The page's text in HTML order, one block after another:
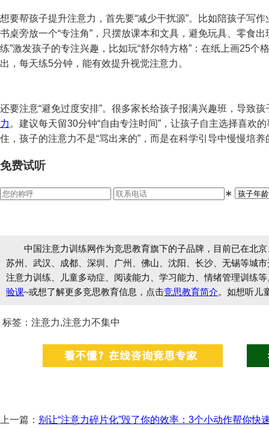
想要帮孩子提升注意力，首先要“减少干扰源”。比如陪孩子写
书桌旁放一个“专注角”，只摆放课本和文具，避免玩具、零食
练”激发孩子的专注兴趣，比如玩“舒尔特方格”：在纸上画25个
出，每天练5分钟，能有效提升视觉注意力。
还要注意“避免过度安排”。很多家长给孩子报满兴趣班，导致
力 。建议每天留30分钟“自由专注时间”，让孩子自主选择喜欢
住，孩子的注意力不是“骂出来的”，而是在科学引导中慢慢培
免费试听
∗
中国注意力训练网作为竞思教育旗下的子品牌，目前已在北
苏州、武汉、成都、深圳、广州、佛山、沈阳、长沙、无锡等城
注意力训练、儿童多动症、阅读能力、学习能力、情绪管理训练
验课~或想了解更多竞思教育信息，点击竞思教育简介。如想听儿
标签：注意力,注意力不集中
上一篇： 别让“注意力碎片化”毁了你的效率：3个小动作帮你快